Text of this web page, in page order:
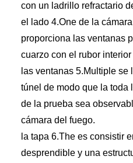
con un ladrillo refractario
el lado 4.One de la
proporciona las ventanas
cuarzo con el rubor
las ventanas 5.Multiple se
túnel de modo que la toda
de la prueba sea
cámara del fuego.
la tapa 6.The es consistir
desprendible y una